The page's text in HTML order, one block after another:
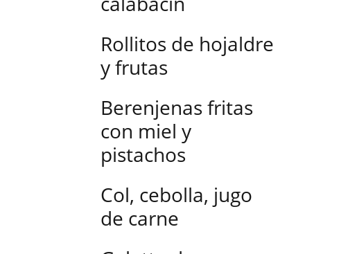
Rollitos de hojaldre
y frutas
Berenjenas fritas
con miel y
pistachos
Col, cebolla, jugo
de carne